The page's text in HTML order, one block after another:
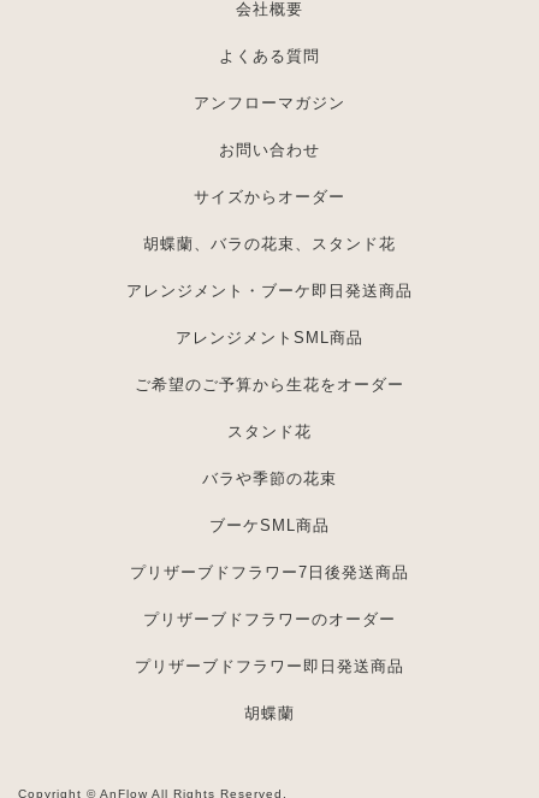
会社概要
よくある質問
アンフローマガジン
お問い合わせ
サイズからオーダー
胡蝶蘭、バラの花束、スタンド花
アレンジメント・ブーケ即日発送商品
アレンジメントSML商品
ご希望のご予算から生花をオーダー
スタンド花
バラや季節の花束
ブーケSML商品
プリザーブドフラワー7日後発送商品
プリザーブドフラワーのオーダー
プリザーブドフラワー即日発送商品
胡蝶蘭
Copyright © AnFlow All Rights Reserved.